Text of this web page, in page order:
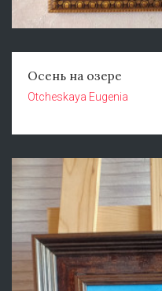
Осень на озере
Otcheskaya Eugenia